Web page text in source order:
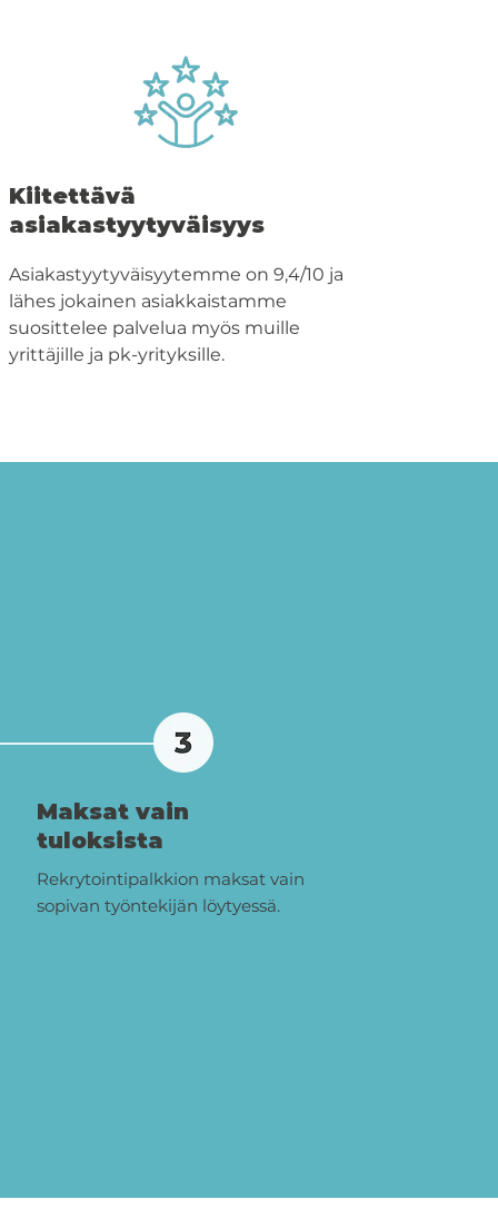
Asiakastyytyväisyytemme on 9,4/10 ja
lähes jokainen asiakkaistamme
suosittelee palvelua myös muille
yrittäjille ja pk-yrityksille.
Kiitettävä
asiakastyytyväisyys
Maksat vain
tuloksista
Rekrytointipalkkion maksat vain
sopivan työntekijän löytyessä.